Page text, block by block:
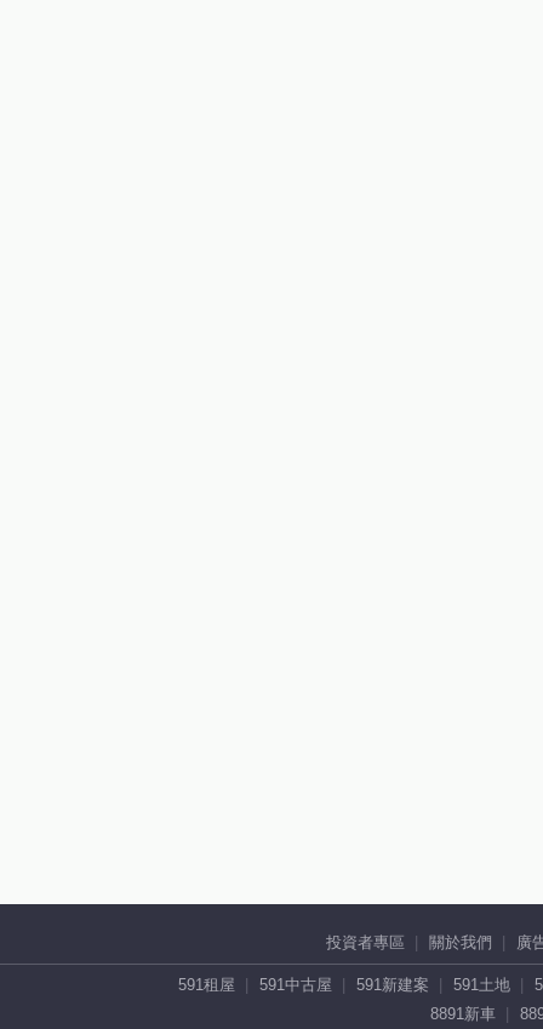
投資者專區 關於我們 廣
591租屋 591中古屋 591新建案 591土地
8891新車